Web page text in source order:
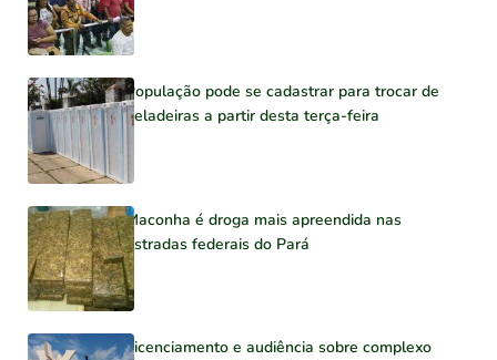
População pode se cadastrar para trocar de
geladeiras a partir desta terça-feira
Maconha é droga mais apreendida nas
estradas federais do Pará
Licenciamento e audiência sobre complexo